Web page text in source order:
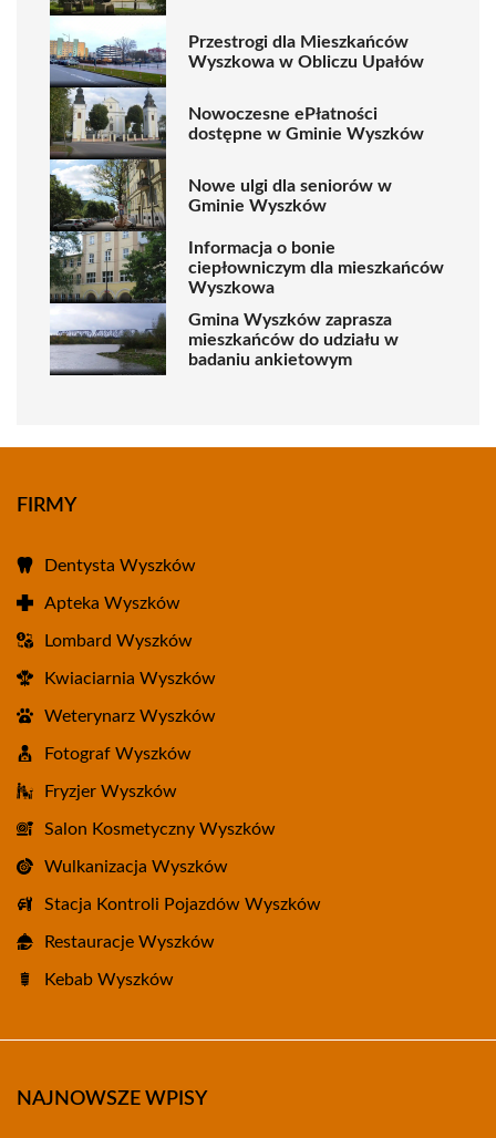
Przestrogi dla Mieszkańców
Wyszkowa w Obliczu Upałów
Nowoczesne ePłatności
dostępne w Gminie Wyszków
Nowe ulgi dla seniorów w
Gminie Wyszków
Informacja o bonie
ciepłowniczym dla mieszkańców
Wyszkowa
Gmina Wyszków zaprasza
mieszkańców do udziału w
badaniu ankietowym
FIRMY
Dentysta Wyszków
Apteka Wyszków
Lombard Wyszków
Kwiaciarnia Wyszków
Weterynarz Wyszków
Fotograf Wyszków
Fryzjer Wyszków
Salon Kosmetyczny Wyszków
Wulkanizacja Wyszków
Stacja Kontroli Pojazdów Wyszków
Restauracje Wyszków
Kebab Wyszków
NAJNOWSZE WPISY